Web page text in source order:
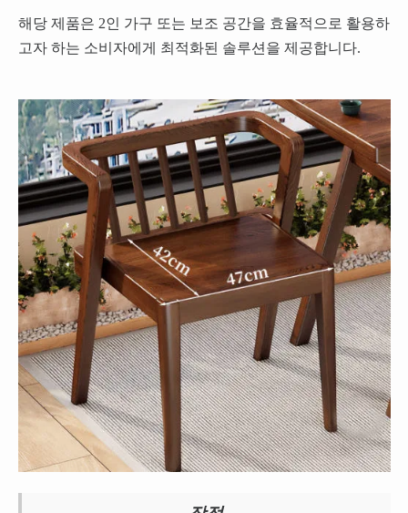
해당 제품은 2인 가구 또는 보조 공간을 효율적으로 활용하
고자 하는 소비자에게 최적화된 솔루션을 제공합니다.